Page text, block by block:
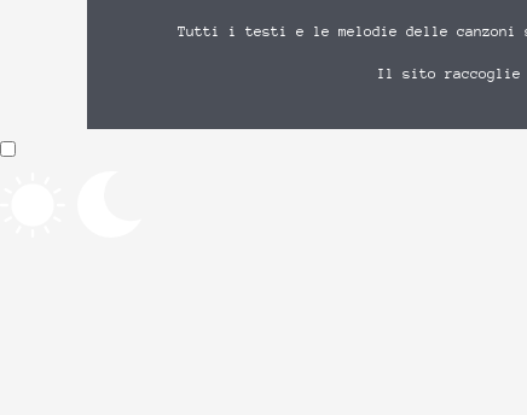
Tutti i testi e le melodie delle canzoni
Il sito raccoglie